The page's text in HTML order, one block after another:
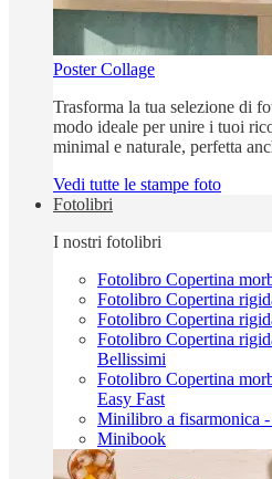
Poster Collage
Trasforma la tua selezione di
modo ideale per unire i tuoi
minimal e naturale, perfetta
Vedi tutte le stampe foto
Fotolibri
I nostri fotolibri
Fotolibro Copertina
Fotolibro Copertina
Fotolibro Copertina
Fotolibro Copertina
Bellissimi
Fotolibro Copertina
Easy Fast
Minilibro a fisarmonica
Minibook